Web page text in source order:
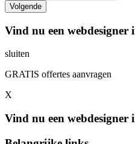
Vind nu een
sluiten
GRATIS offertes aanvragen
X
Vind nu een